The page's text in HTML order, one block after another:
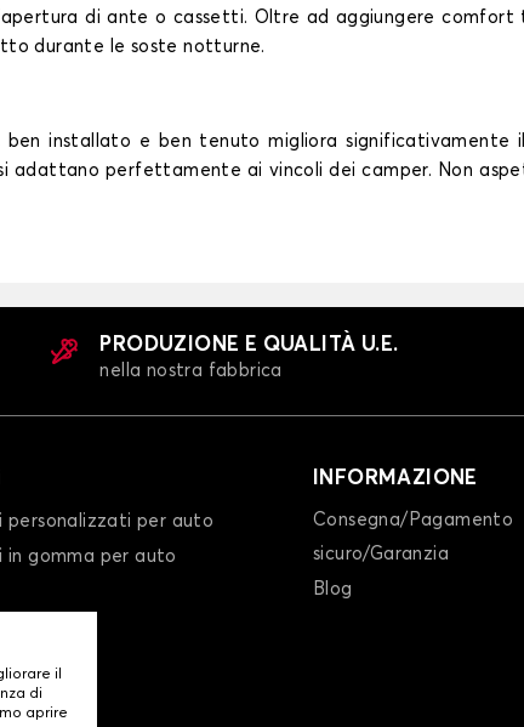
di ante o cassetti. Oltre ad aggiungere comfort
durante le soste notturne.
installato e ben tenuto migliora
adattano perfettamente ai vincoli dei camper. Non
PRODUZIONE E QUALITÀ U.E.
nella nostra fabbrica
personalizzati per auto
in gomma per auto
INFORMAZIONE
Consegna/Pagamento
sicuro/Garanzia
Blog
il
di
aprire